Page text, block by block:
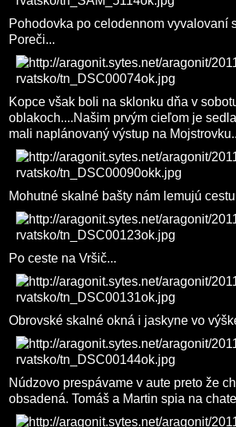
Pohodovka po celodennom vyvalovaní
Poreči...
Kopce však boli na sklonku dňa v
oblakoch....Našim prvým cieľom je
mali naplánovaný výstup na
Mohutné skalné bašty nám lemujú
Po ceste na Vršič...
Obrovské skalné okná i jaskyne vo
Núdzovo prespávame v aute preto že
obsadená. Tomáš a Martin spia na